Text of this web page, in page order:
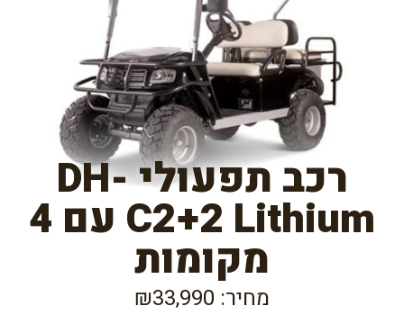
רכב תפעולי DH-
C2+2 Lithium עם 4
מקומות
מחיר: ₪33,990